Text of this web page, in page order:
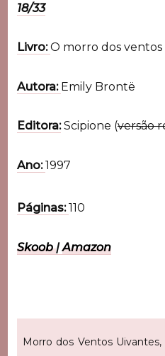
18/33
Livro:O morro dos
Autora: Emily Brontë
Editora:Scipione (versão
Ano:1997
Páginas:110
Skoob|Amazon
Morro dos Ventos